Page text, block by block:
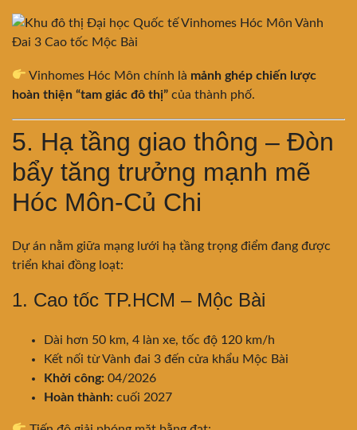
Vinhomes Hóc Môn chính là mảnh ghép chiến lược
hoàn thiện “tam giác đô thị” của thành phố.
5. Hạ tầng giao thông – Đòn
bẩy tăng trưởng mạnh mẽ
Hóc Môn-Củ Chi
Dự án nằm giữa mạng lưới hạ tầng trọng điểm đang được
triển khai đồng loạt:
1. Cao tốc TP.HCM – Mộc Bài
Dài hơn 50 km, 4 làn xe, tốc độ 120 km/h
Kết nối từ Vành đai 3 đến cửa khẩu Mộc Bài
Khởi công: 04/2026
Hoàn thành: cuối 2027